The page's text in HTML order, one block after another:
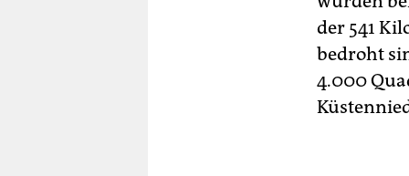
der 541
bedroht
4.000